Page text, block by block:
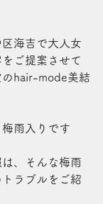
海吉で大人女
ご提案させて
のhair-mode美結
雨入りです
、そんな梅雨
ラブルをご紹